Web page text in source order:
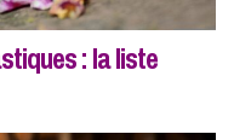
: la liste